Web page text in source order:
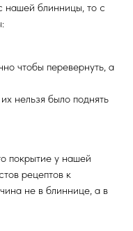
нашей блинницы, то с
чтобы перевернуть, а
нельзя было поднять
покрытие у нашей
рецептов к
не в блиннице, а в